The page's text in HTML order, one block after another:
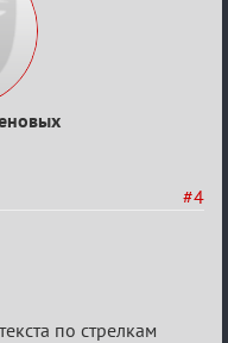
#4
по стрелкам